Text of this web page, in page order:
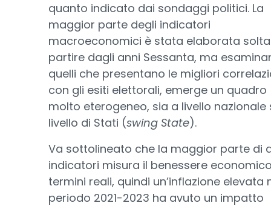
quanto indicato dai sondaggi politici. La
maggior parte degli indicatori
macroeconomici è stata elaborata
partire dagli anni Sessanta, ma
quelli che presentano le migliori
con gli esiti elettorali, emerge un quadro
molto eterogeneo, sia a livello nazionale
livello di Stati (swing State).
Va sottolineato che la maggior parte di
indicatori misura il benessere
termini reali, quindi un’inflazione elevata
periodo 2021-2023 ha avuto un impatto